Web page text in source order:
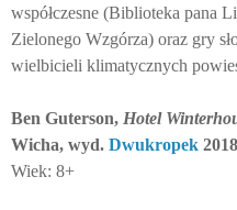
współczesne (Biblioteka pana
Zielonego Wzgórza) oraz gry
wielbicieli klimatycznych
Ben Guterson, Hotel
Wicha, wyd. Dwukropek
Wiek: 8+